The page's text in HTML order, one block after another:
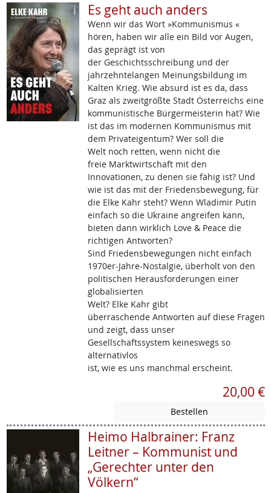
Es geht auch anders
Wenn wir das Wort »Kommunismus «
hören, haben wir alle ein Bild vor Augen,
das geprägt ist von
der Geschichtsschreibung und der
jahrzehntelangen Meinungsbildung im
Kalten Krieg. Wie absurd ist es da, dass
Graz als zweitgrößte Stadt Österreichs eine
kommunistische Bürgermeisterin hat? Wie
ist das im modernen Kommunismus mit
dem Privateigentum? Wer soll die
Welt noch retten, wenn nicht die
freie Marktwirtschaft mit den
Innovationen, zu denen sie fähig ist? Und
wie ist das mit der Friedensbewegung, für
die Elke Kahr steht? Wenn Wladimir Putin
einfach so die Ukraine angreifen kann,
bieten dann wirklich Love & Peace die
richtigen Antworten?
Sind Friedensbewegungen nicht einfach
1970er-Jahre-Nostalgie, überholt von den
politischen Herausforderungen einer
globalisierten
Welt? Elke Kahr gibt
überraschende Antworten auf diese Fragen
und zeigt, dass unser
Gesellschaftssystem keineswegs so
alternativlos
ist, wie es uns manchmal erscheint.
20,00 €
Heimo Halbrainer: Franz
Leitner – Kommunist und
„Gerechter unter den
Völkern“